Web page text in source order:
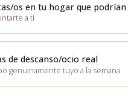
os en tu hogar que
a ti
de descanso/ocio real
genuinamente tuyo a la semana